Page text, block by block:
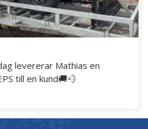
levererar Mathias en
till en kund🚚💨